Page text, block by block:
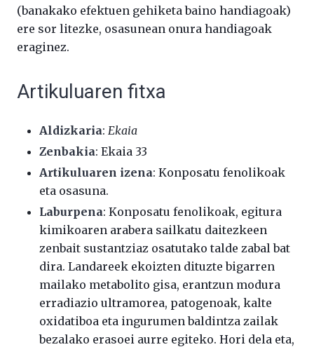
(banakako efektuen gehiketa baino handiagoak)
ere sor litezke, osasunean onura handiagoak
eraginez.
Artikuluaren fitxa
Aldizkaria: Ekaia
Zenbakia: Ekaia 33
Artikuluaren izena: Konposatu fenolikoak
eta osasuna.
Laburpena: Konposatu fenolikoak, egitura
kimikoaren arabera sailkatu daitezkeen
zenbait sustantziaz osatutako talde zabal bat
dira. Landareek ekoizten dituzte bigarren
mailako metabolito gisa, erantzun modura
erradiazio ultramorea, patogenoak, kalte
oxidatiboa eta ingurumen baldintza zailak
bezalako erasoei aurre egiteko. Hori dela eta,